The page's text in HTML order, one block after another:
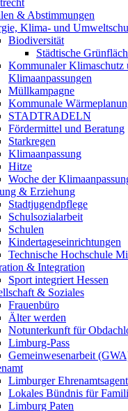
& Abstimmungen
Klima- und
Biodiversität
Städtische
Kommunaler Klimaschutz
Klimaanpassungen
Müllkampagne
Kommunale
STADTRADELN
Fördermittel und Beratung
Starkregen
Klimaanpassung
Hitze
Woche der
& Erziehung
Stadtjugendpflege
Schulsozialarbeit
Schulen
Kindertageseinrichtungen
Technische Hochschule
& Integration
Sport integriert Hessen
& Soziales
Frauenbüro
Älter werden
Notunterkunft für
Limburg-Pass
Gemeinwesenarbeit
Limburger
Lokales Bündnis für
Limburg Paten